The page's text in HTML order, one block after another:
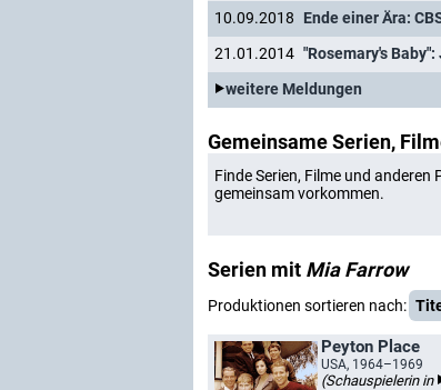
10.09.2018
Ende einer Ära:
21.01.2014 "Rosemary's
weitere Meldungen
Gemeinsame Serien,
Finde Serien, Filme und anderen
gemeinsam vorkommen.
Serien mit Mia Farrow
Produktionen sortieren nach:
Peyton Place
USA, 1964–1969
(Schauspielerin in